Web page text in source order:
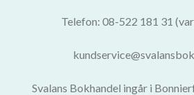
Telefon: 08-522 181 31
Svalans Bokhandel ingår i